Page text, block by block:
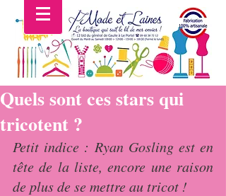
Quels sont ces stars qui
tricotent ?
Petit indice : Ryan Gosling est en
tête de la liste, encore une raison
de plus de se mettre au tricot !